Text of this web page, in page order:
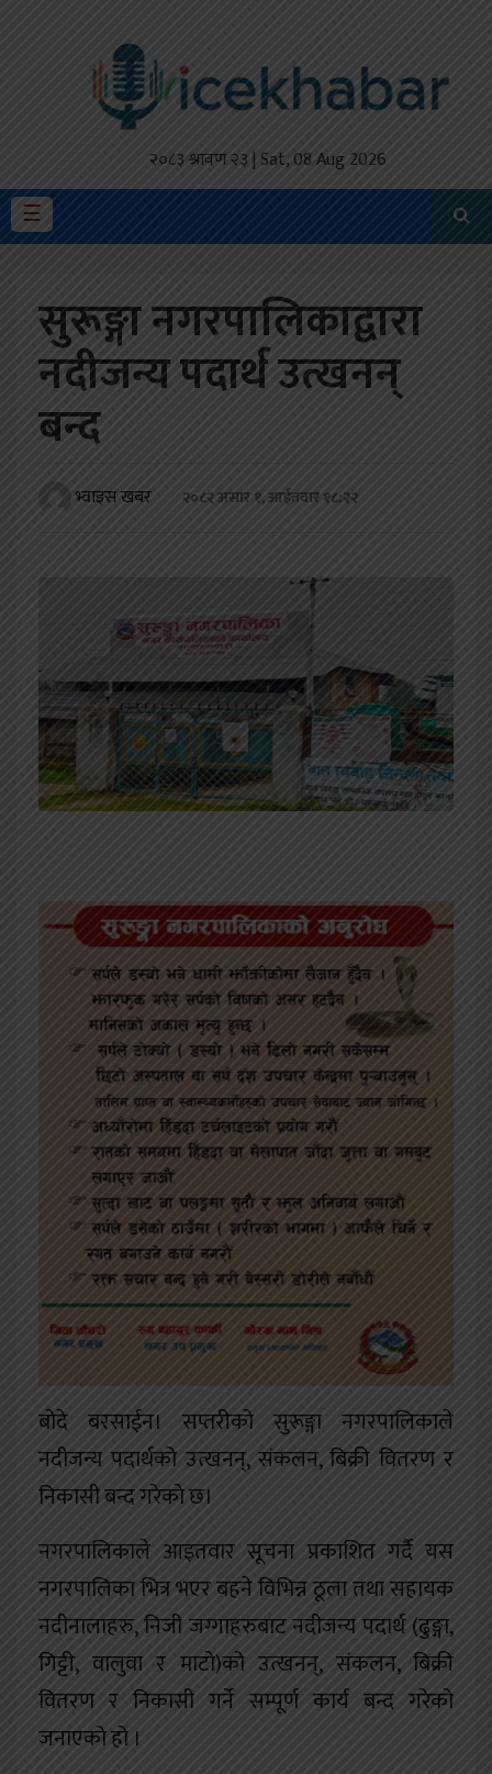
२०८३ श्रावण २३ | Sat, 08 Aug 2026
☰
मैथिली
प्रदेश
राजनीति
खेलकुद
सुरूङ्गा नगरपालिकाद्वारा
नदीजन्य पदार्थ उत्खनन्
बन्द
भ्वाइस खबर २०८२ असार १, आईतवार १८:२२
बोदे बरसाईन। सप्तरीको सुरूङ्गा नगरपालिकाले
नदीजन्य पदार्थको उत्खनन्, संकलन, बिक्री वितरण र
निकासी बन्द गरेकाे छ।
नगरपालिकाले आइतवार सूचना प्रकाशित गर्दै यस
नगरपालिका भित्र भएर बहने विभिन्न ठूला तथा सहायक
नदीनालाहरु, निजी जग्गाहरुबाट नदीजन्य पदार्थ (ढुङ्गा,
गिट्टी, वालुवा र माटो)को उत्खनन्, संकलन, बिक्री
वितरण र निकासी गर्ने सम्पूर्ण कार्य बन्द गरेको
जनाएको हो ।